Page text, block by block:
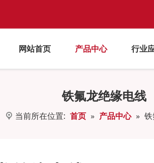
网站首页 产品中心 行业
铁氟龙绝缘电线
当前所在位置: 首页 » 产品中心 »